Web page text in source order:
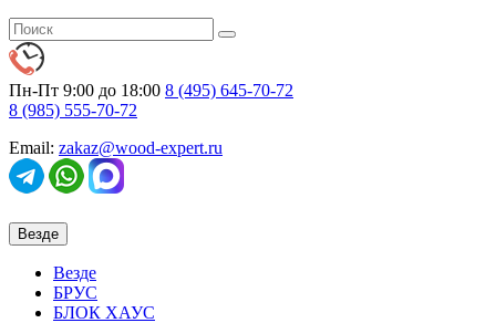
Пн-Пт 9:00 до 18:00 8 (495) 645-70-72
8 (985) 555-70-72
Email: zakaz@wood-expert.ru
Везде
Везде
БРУС
БЛОК ХАУС